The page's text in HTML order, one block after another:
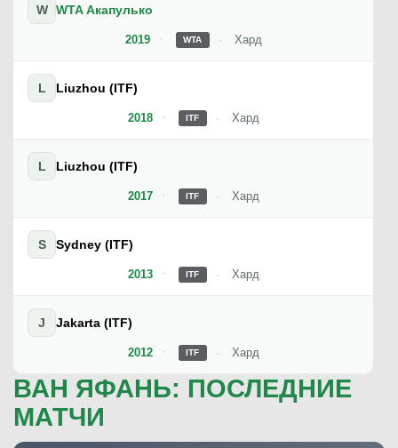
2019
W WTA Акапулько
WTA Хард
2018
L Liuzhou (ITF)
ITF Хард
2017
L Liuzhou (ITF)
ITF Хард
2013
S Sydney (ITF)
ITF Хард
2012
J Jakarta (ITF)
ITF Хард
ВАН ЯФАНЬ: ПОСЛЕДНИЕ
МАТЧИ